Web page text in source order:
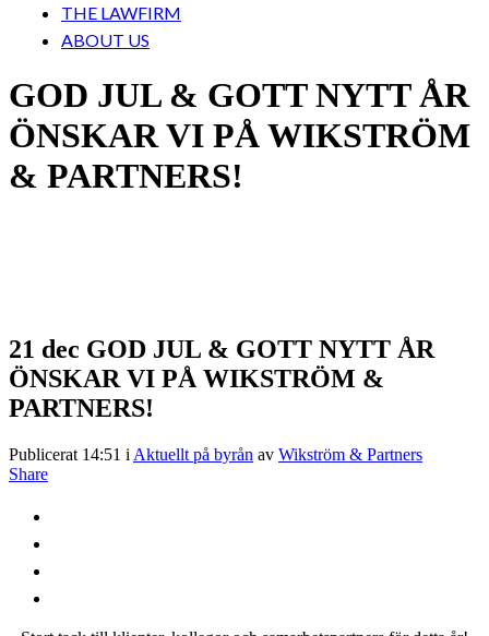
THE LAWFIRM
ABOUT US
GOD JUL & GOTT NYTT ÅR
ÖNSKAR VI PÅ WIKSTRÖM
& PARTNERS!
21 dec GOD JUL & GOTT NYTT ÅR
ÖNSKAR VI PÅ WIKSTRÖM &
PARTNERS!
Publicerat 14:51 i Aktuellt på byrån av Wikström & Partners
Share